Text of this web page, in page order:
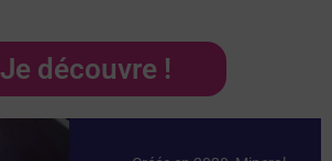
Je découvre !